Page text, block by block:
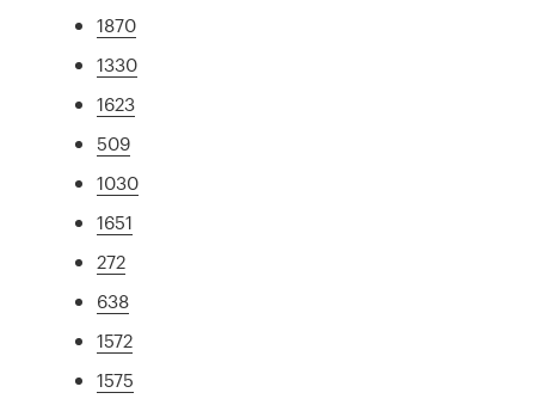
1870
1330
1623
509
1030
1651
272
638
1572
1575